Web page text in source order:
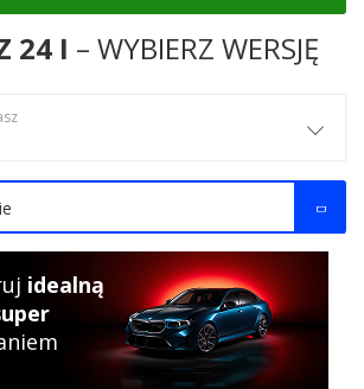
24 I – WYBIERZ WERSJĘ
idealną